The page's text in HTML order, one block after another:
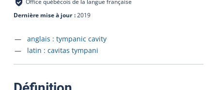
Dernière mise à jour 2019
Accéder à la fiche en
anglais : tympanic cavity
Accéder à la fiche en
latin : cavitas tympani